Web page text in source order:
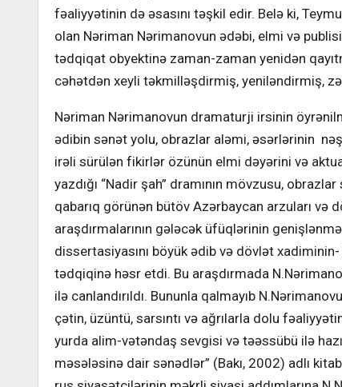
fəaliyyətinin də əsasını təşkil edir. Belə ki,
olan Nəriman Nərimanovun ədəbi, elmi və
tədqiqat obyektinə zaman-zaman yenidən
cəhətdən xeyli təkmilləşdirmiş, yeniləndirmiş,
Nəriman Nərimanovun dramaturji irsinin
ədibin sənət yolu, obrazlar aləmi, əsərlərinin
irəli sürülən fikirlər özünün elmi dəyərini və
yazdığı “Nadir şah” dramının mövzusu,
qabarıq görünən bütöv Azərbaycan arzuları
araşdırmalarının gələcək üfüqlərinin
dissertasiyasını böyük ədib və dövlət
tədqiqinə həsr etdi. Bu araşdırmada
ilə canlandırıldı. Bununla qalmayıb
çətin, üzüntü, sarsıntı və ağrılarla dolu
yurda alim-vətəndaş sevgisi və təəssübü ilə
məsələsinə dair sənədlər” (Bakı, 2002) adlı